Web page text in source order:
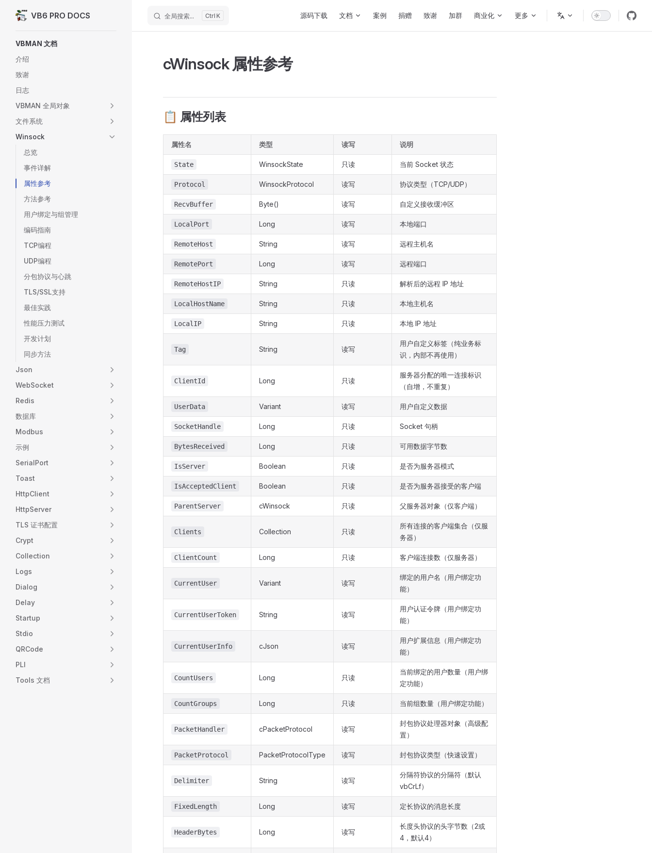
Skip to content
VB6 PRO DOCS 全局搜索... K 源码下载 文档 案例 捐赠 致谢 加群 商业化 更多
VBMAN 文档
介绍
致谢
日志
VBMAN 全局对象
文件系统
Winsock
总览
事件详解
属性参考
方法参考
用户绑定与组管理
编码指南
TCP编程
UDP编程
分包协议与心跳
TLS/SSL支持
最佳实践
性能压力测试
开发计划
同步方法
Json
WebSocket
Redis
数据库
Modbus
示例
SerialPort
Toast
HttpClient
HttpServer
TLS 证书配置
Crypt
Collection
Logs
Dialog
Delay
Startup
Stdio
QRCode
PLI
Tools 文档
cWinsock 属性参考
📋 属性列表
属性名 类型 读写 说明
State WinsockState 只读 当前 Socket 状态
Protocol WinsockProtocol 读写 协议类型（TCP/UDP）
RecvBuffer Byte() 读写 自定义接收缓冲区
LocalPort Long 读写 本地端口
RemoteHost String 读写 远程主机名
RemotePort Long 读写 远程端口
RemoteHostIP String 只读 解析后的远程 IP 地址
LocalHostName String 只读 本地主机名
LocalIP String 只读 本地 IP 地址
Tag String 读写
用户自定义标签（纯业务标
识，内部不再使用）
ClientId Long 只读
服务器分配的唯一连接标识
（自增，不重复）
UserData Variant 读写 用户自定义数据
SocketHandle Long 只读 Socket 句柄
BytesReceived Long 只读 可用数据字节数
IsServer Boolean 只读 是否为服务器模式
IsAcceptedClient Boolean 只读 是否为服务器接受的客户端
ParentServer cWinsock 只读 父服务器对象（仅客户端）
Clients Collection 只读
所有连接的客户端集合（仅服
务器）
ClientCount Long 只读 客户端连接数（仅服务器）
CurrentUser Variant 读写
绑定的用户名（用户绑定功
能）
CurrentUserToken String 读写
用户认证令牌（用户绑定功
能）
CurrentUserInfo cJson 读写
用户扩展信息（用户绑定功
能）
CountUsers Long 只读
当前绑定的用户数量（用户绑
定功能）
CountGroups Long 只读 当前组数量（用户绑定功能）
PacketHandler cPacketProtocol 读写
封包协议处理器对象（高级配
置）
PacketProtocol PacketProtocolType 读写 封包协议类型（快速设置）
Delimiter String 读写
分隔符协议的分隔符（默认
vbCrLf）
FixedLength Long 读写 定长协议的消息长度
HeaderBytes Long 读写
长度头协议的头字节数（2或
4，默认4）